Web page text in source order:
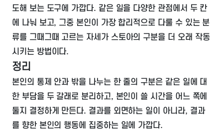
도해 보는 도구에 가깝다. 같은 일을 다양한 관점에서 두 칸
에 나눠 보고, 그중 본인이 가장 합리적으로 다룰 수 있는 분
류를 그때그때 고르는 자세가 스토아의 구분을 더 오래 작동
시키는 방법이다.
정리
본인의 통제 안과 밖을 나누는 한 줄의 구분은 같은 일에 대
한 부담을 두 갈래로 분리하고, 본인이 쓸 시간을 어느 쪽에
둘지 결정하게 만든다. 결과를 외면하는 일이 아니라, 결과
를 향한 본인의 행동에 집중하는 일에 가깝다.